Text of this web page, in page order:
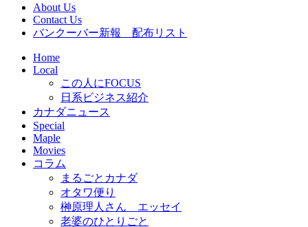
About Us
Contact Us
バンクーバー新報 配布リスト
Home
Local
この人にFOCUS
日系ビジネス紹介
カナダニュース
Special
Maple
Movies
コラム
まるごとカナダ
オタワ便り
榊原理人さん エッセイ
老婆のひとりごと